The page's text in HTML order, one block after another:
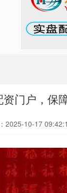
门户，保
2025-10-17